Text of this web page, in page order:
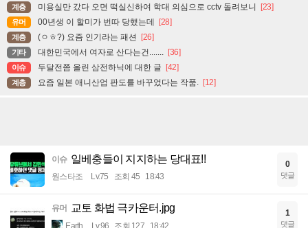
계층 미용실만 갔다 오면 떡실신하여 학대 의심으로 cctv 돌려보니 [23]
유머 00년생 이 할미가 번따 당했는데 [28]
계층 (ㅇㅎ?) 요즘 인기라는 패션 [26]
기타 대한민국에서 여자로 산다는건....... [36]
이슈 두달전쯤 올린 삼전하닉에 대한 글 [42]
계층 요즘 일본 애니산업 판도를 바꾸었다는 작품. [12]
이슈 일베충들이 지지하는 당대표!!
원스타조 Lv.75 조회 45 18:43
0
댓글
유머 교토 화법 극카운터.jpg
Earth Lv.96 조회 127 18:42
1
댓글